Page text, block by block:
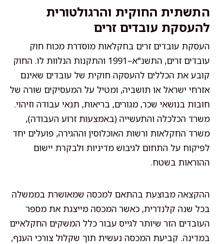
התשתית החוקית והרגולטורית
להעסקת עובדים זרים
העסקת עובדים זרים בחקלאות מוסדרת מכוח חוק
עובדים זרים, התשנ"א–1991 והתקנות הנלוות לו. החוק
קובע את הכללים להעסקה חוקית של עובדים שאינם
אזרחי ישראל או תושביה, ומטיל על המעסיקים שורה של
חובות בנושאי שכר, מגורים, בריאות, תנאי עבודה וזיהוי.
משרד הכלכלה והתעשייה (באמצעות זרוע העבודה),
משרד החקלאות ורשות האוכלוסין וההגירה, פועלים יחד
לפיקוח על התחום לגיבוש מדיניות ולבקרת יישום
ההוראות בשטח.
ההקצאה מבוצעת בהתאם למכסה שמאושרת בממשלה
בכל שנה קלנדרית, כאשר המכסה מייצגת את מספר
העובדים הזר שיותר לגייס עבור כלל המשקים החקלאיים
במדינה. קביעת המכסה נעשית תוך שקלול צורכי הענף,